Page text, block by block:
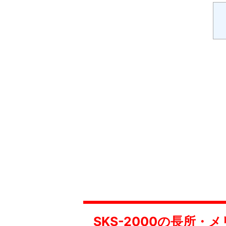
SKS-2000の長所・メ